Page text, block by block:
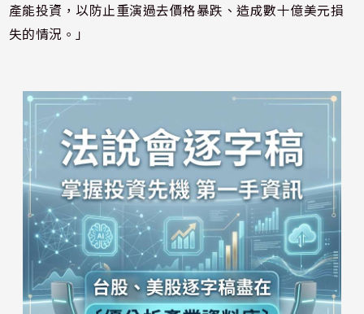
產能投資，以防止重演過去價格暴跌、造成數十億美元損
失的情況。」